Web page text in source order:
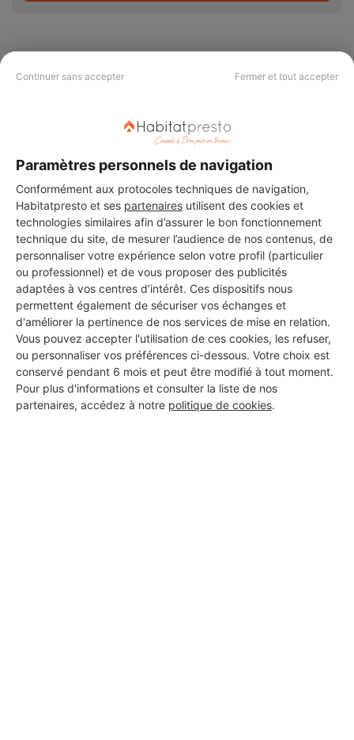
Continuer sans accepter Fermer et tout accepter
Paramètres personnels de navigation
Conformément aux protocoles techniques de navigation,
Habitatpresto et ses partenaires utilisent des cookies et
technologies similaires afin d’assurer le bon fonctionnement
technique du site, de mesurer l’audience de nos contenus, de
personnaliser votre expérience selon votre profil (particulier
ou professionnel) et de vous proposer des publicités
adaptées à vos centres d’intérêt. Ces dispositifs nous
permettent également de sécuriser vos échanges et
d'améliorer la pertinence de nos services de mise en relation.
Vous pouvez accepter l'utilisation de ces cookies, les refuser,
ou personnaliser vos préférences ci-dessous. Votre choix est
conservé pendant 6 mois et peut être modifié à tout moment.
Pour plus d'informations et consulter la liste de nos
partenaires, accédez à notre politique de cookies.
CHERCHER ?
Vous souhaitez réaliser des travaux et ne savez quel professionnel
choisir ? Demandez des devis travauxauprès de notre réseau de 5 000
professionnels partout en France.
DEMANDER UN DEVIS